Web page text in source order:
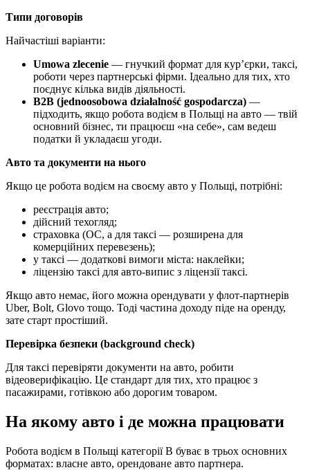
Типи договорів
Найчастіші варіанти:
Umowa zlecenie — гнучкий формат для кур’єрки, таксі,
роботи через партнерські фірми. Ідеально для тих, хто
поєднує кілька видів діяльності.
B2B (jednoosobowa działalność gospodarcza) —
підходить, якщо робота водієм в Польщі на авто — твій
основний бізнес, ти працюєш «на себе», сам ведеш
податки й укладаєш угоди.
Авто та документи на нього
Якщо це робота водієм на своєму авто у Польщі, потрібні:
реєстрація авто;
дійсний техогляд;
страховка (OC, а для таксі — розширена для
комерційних перевезень);
у таксі — додаткові вимоги міста: наклейки;
ліцензію таксі для авто-випис з ліцензії таксі.
Якщо авто немає, його можна орендувати у флот-партнерів
Uber, Bolt, Glovo тощо. Тоді частина доходу піде на оренду,
зате старт простіший.
Перевірка безпеки (background check)
Для таксі перевіряти документи на авто, робити
відеоверифікацію. Це стандарт для тих, хто працює з
пасажирами, готівкою або дорогим товаром.
На якому авто і де можна працювати
Робота водієм в Польщі категорії B буває в трьох основних
форматах: власне авто, орендоване авто партнера.